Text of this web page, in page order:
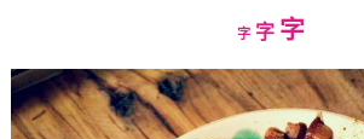
字Decrease
size.
字Reset
size.
字
size.